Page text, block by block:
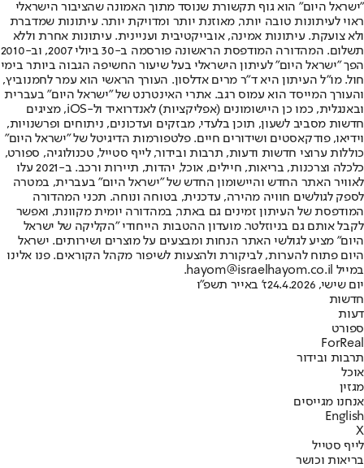
"ישראל היום" הוא גוף תקשורת שנוסד מתוך האמונה שהציבור הישראלי
ראוי לעיתונות טובה יותר, מאוזנת יותר ומדויקת יותר. עיתונות שמדברת
ולא צועקת. עיתונות אמינה, אובייקטיבית ועניינית. עיתונות אחרת וללא
תשלום. המהדורה המודפסת הראשונה פורסמה ב-30 ביולי 2007, וב-2010
הפך "ישראל היום" לעיתון הישראלי בעל שיעור החשיפה הגבוה ביותר בימי
חול. מו"ל העיתון היא ד"ר מרים אדלסון. העורך הראשי הוא עמר לחמנוביץ,
והעורך המייסד הוא עמוס רגב. אתרי האינטרנט של "ישראל היום" בעברית
ובאנגלית, כמו כן היישומונים (אפליקציות) לאנדרואיד ול-iOS, מציגים
חדשות מסביב לשעון, תוכן בלעדי, מבזקים ועדכונים, ניתוחים ופרשנויות,
וידיאו, פודקאסטים ושידורים חיים. פלטפורמות הדיגיטל של "ישראל היום"
כוללות ערוצי חדשות ודעות, תרבות ובידור, לייף סטייל, טכנולוגיה, ספורט,
כלכלה וצרכנות, בריאות, חיילים, אוכל, יהדות, תיירות ורכב. ב-2021 עלו
לאוויר האתר החדש והיישומון החדש של "ישראל היום" בעברית, במטרה
לספק לגולשים חוויה מהירה, עדכנית, בטוחה ונוחה. תכני המהדורה
המודפסת של העיתון זמינים גם באתר, במהדורה יומית מקוונת, ואפשר
לקבל אותם גם בניוזלטר. מועדון ההטבות הייחודי "הקליקה של ישראל
היום" מציע לגולשי האתר הנחות ומבצעים על מוצרים ושירותים. ישראל
היום פתוח להערות, לביקורת ולהצעות לשיפור מקהל הקוראים. פנו אלינו
במייל hayom@israelhayom.co.il.
יום שישי, 24.4.2026
ז' באייר תשפ"ו
חדשות
דעות
ספורט
ForReal
תרבות ובידור
אוכל
מגזין
אנחנו מגייסים
English
X
לייף סטייל
בריאות וכושר